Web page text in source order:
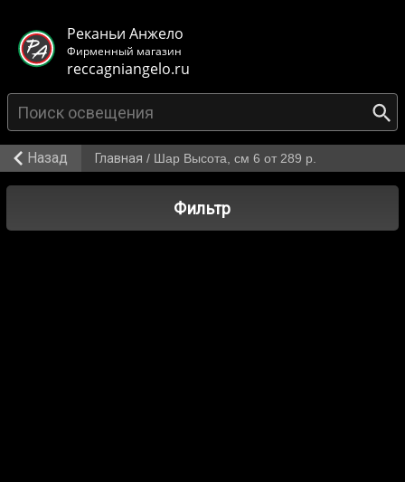
Реканьи Анжело
Фирменный магазин
reccagniangelo.ru
Назад Главная / Шар Высота, см 6 от 289 р.
Фильтр